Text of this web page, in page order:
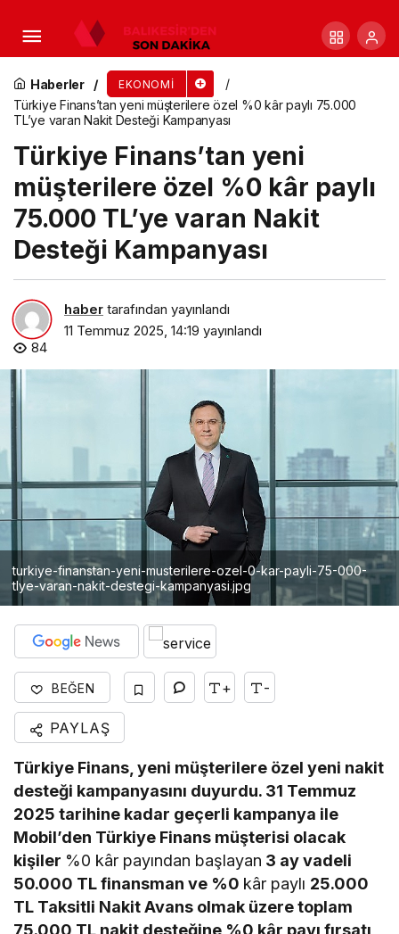
Haberler EKONOMI
Türkiye Finans’tan yeni müşterilere özel %0 kâr paylı 75.000
TL’ye varan Nakit Desteği Kampanyası
Türkiye Finans’tan yeni
müşterilere özel %0 kâr paylı
75.000 TL’ye varan Nakit
Desteği Kampanyası
haber tarafından yayınlandı
11 Temmuz 2025, 14:19 yayınlandı
84
turkiye-finanstan-yeni-musterilere-ozel-0-kar-payli-75-000-
tlye-varan-nakit-destegi-kampanyasi.jpg
BEĞEN + -
PAYLAŞ
Türkiye Finans, yeni müşterilere özel yeni nakit
desteği kampanyasını duyurdu. 31 Temmuz
2025 tarihine kadar geçerli kampanya ile
Mobil’den Türkiye Finans müşterisi olacak
kişiler %0 kâr payından başlayan 3 ay vadeli
50.000 TL finansman ve %0 kâr paylı 25.000
TL Taksitli Nakit Avans olmak üzere toplam
75.000 TL nakit desteğine %0 kâr payı fırsatı
EY, küresel olarak yeni bölge yapılanmasını